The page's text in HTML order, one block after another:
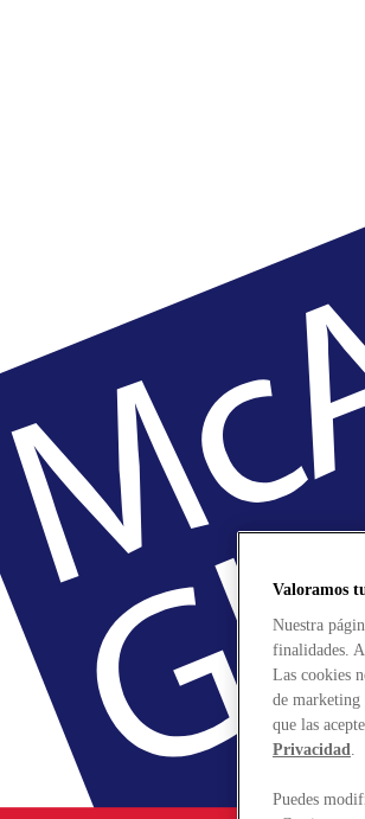
Valoramos
Nuestra
finalidades.
Las cookies
de marketing
que las
Privacidad.
Puedes